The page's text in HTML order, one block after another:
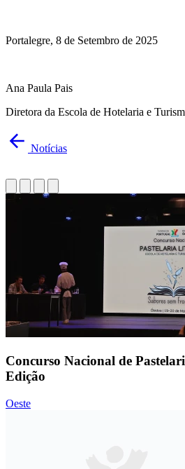
Portalegre, 8 de Setembro de 2025
Ana Paula Pais
Diretora da Escola de Hotelaria e
Notícias
Concurso Nacional de
Edição
Oeste